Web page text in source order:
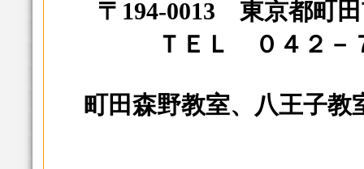
〒194-0013 東京都町
ＴＥＬ ０４２－
町田森野教室、八王子教